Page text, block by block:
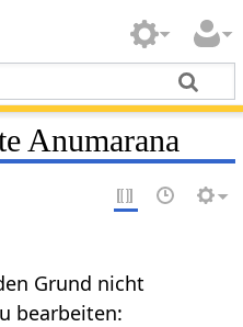
Anumarana
Grund nicht
bearbeiten: